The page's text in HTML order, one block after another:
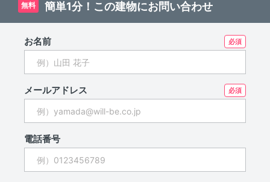
無料 簡単1分！この建物にお問い合わせ
お名前
メールアドレス
電話番号